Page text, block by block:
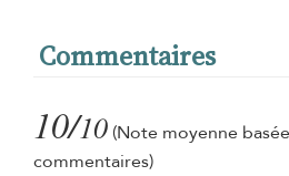
Commentaires
10/10 (Note moyenne
commentaires)